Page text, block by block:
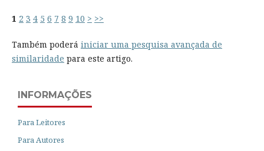
1 2 3 4 5 6 7 8 9 10 > >>
Também poderá iniciar uma pesquisa avançada de
similaridade para este artigo.
INFORMAÇÕES
Para Leitores
Para Autores